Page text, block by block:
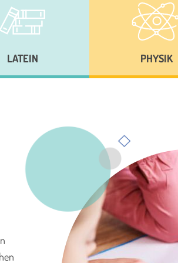
LATEIN PHYSIK